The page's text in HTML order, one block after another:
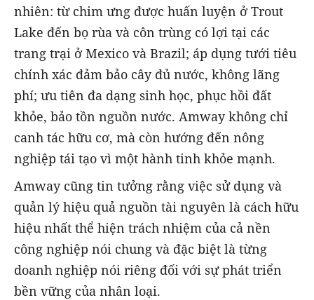
nhiên: từ chim ưng được huấn luyện ở Trout
Lake đến bọ rùa và côn trùng có lợi tại các
trang trại ở Mexico và Brazil; áp dụng tưới tiêu
chính xác đảm bảo cây đủ nước, không lãng
phí; ưu tiên đa dạng sinh học, phục hồi đất
khỏe, bảo tồn nguồn nước. Amway không chỉ
canh tác hữu cơ, mà còn hướng đến nông
nghiệp tái tạo vì một hành tinh khỏe mạnh.
Amway cũng tin tưởng rằng việc sử dụng và
quản lý hiệu quả nguồn tài nguyên là cách hữu
hiệu nhất thể hiện trách nhiệm của cả nền
công nghiệp nói chung và đặc biệt là từng
doanh nghiệp nói riêng đối với sự phát triển
bền vững của nhân loại.